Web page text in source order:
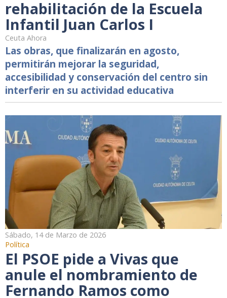
rehabilitación de la Escuela
Infantil Juan Carlos I
Ceuta Ahora
Las obras, que finalizarán en agosto,
permitirán mejorar la seguridad,
accesibilidad y conservación del centro sin
interferir en su actividad educativa
Sábado, 14 de Marzo de 2026
Política
El PSOE pide a Vivas que
anule el nombramiento de
Fernando Ramos como